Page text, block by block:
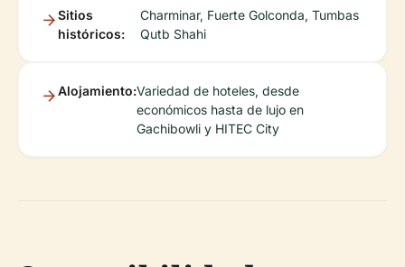
Sitios
históricos:
Charminar, Fuerte Golconda, Tumbas
Qutb Shahi
Alojamiento:Variedad de hoteles, desde
económicos hasta de lujo en
Gachibowli y HITEC City